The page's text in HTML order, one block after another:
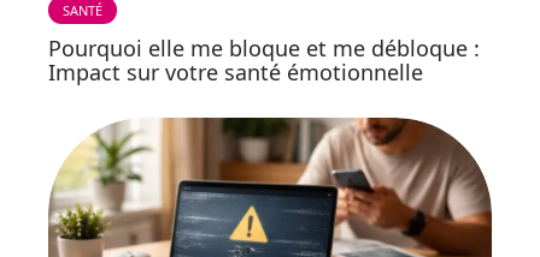
SANTÉ
Pourquoi elle me bloque et me débloque :
Impact sur votre santé émotionnelle